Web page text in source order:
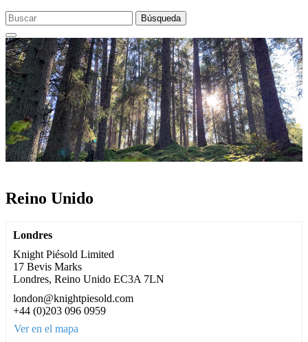
Búsqueda
Reino Unido
Londres
Knight Piésold Limited
17 Bevis Marks
Londres, Reino Unido EC3A 7LN
london@knightpiesold.com
+44 (0)203 096 0959
Ver en el mapa